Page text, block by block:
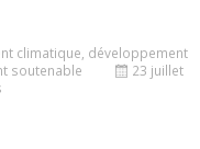
climatique développement
soutenable
23 juillet